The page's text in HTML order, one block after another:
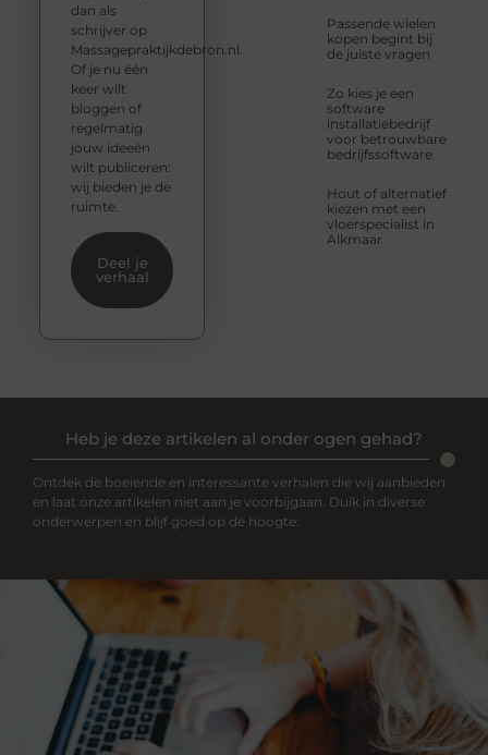
Passende wielen
kopen begint bij
de juiste vragen
Zo kies je een
software
installatiebedrijf
voor betrouwbare
bedrijfssoftware
Hout of alternatief
kiezen met een
vloerspecialist in
Alkmaar
dan als
schrijver op
Massagepraktijkdebron.nl.
Of je nu één
keer wilt
bloggen of
regelmatig
jouw ideeën
wilt publiceren:
wij bieden je de
ruimte.
Deel je
verhaal
Heb je deze artikelen al onder ogen gehad?
Ontdek de boeiende en interessante verhalen die wij aanbieden
en laat onze artikelen niet aan je voorbijgaan. Duik in diverse
onderwerpen en blijf goed op de hoogte.